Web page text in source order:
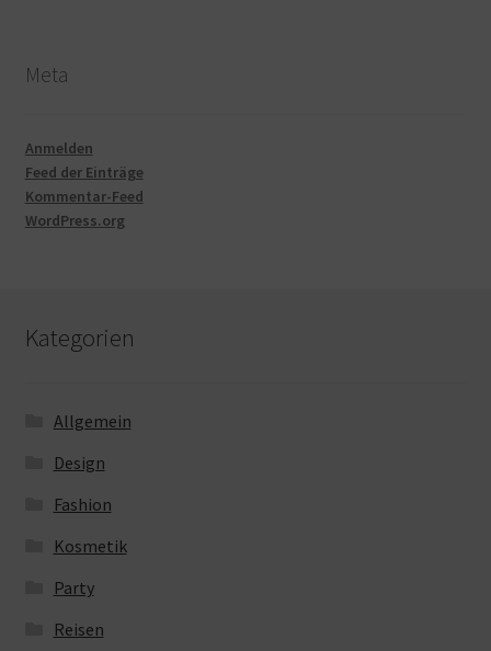
Meta
Anmelden
Feed der Einträge
Kommentar-Feed
WordPress.org
Kategorien
Allgemein
Design
Fashion
Kosmetik
Party
Reisen